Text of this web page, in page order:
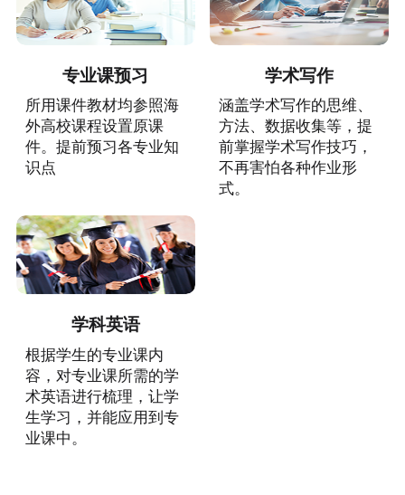
专业课预习
所用课件教材均参照海
外高校课程设置原课
件。提前预习各专业知
识点
学术写作
涵盖学术写作的思维、
方法、数据收集等，提
前掌握学术写作技巧，
不再害怕各种作业形
式。
学科英语
根据学生的专业课内
容，对专业课所需的学
术英语进行梳理，让学
生学习，并能应用到专
业课中。